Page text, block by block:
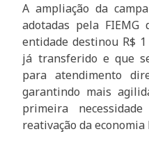
A ampliação da
adotadas pela
entidade destinou R$
já transferido e que
para atendimento
garantindo mais
primeira
reativação da economia